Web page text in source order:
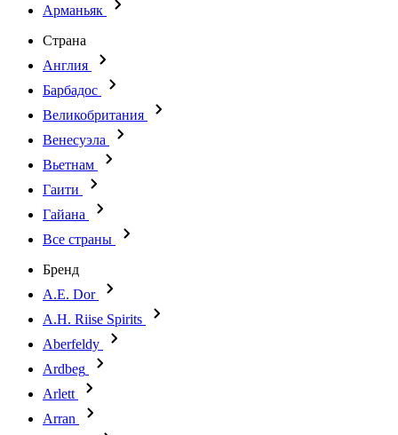
Арманьяк
Страна
Англия
Барбадос
Великобритания
Венесуэла
Вьетнам
Гаити
Гайана
Все страны
Бренд
A.E. Dor
A.H. Riise Spirits
Aberfeldy
Ardbeg
Arlett
Arran